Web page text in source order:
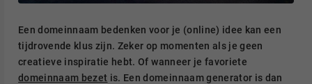
Een domeinnaam bedenken voor je (online) idee kan een
tijdrovende klus zijn. Zeker op momenten als je geen
creatieve inspiratie hebt. Of wanneer je favoriete
domeinnaam bezet is. Een domeinnaam generator is dan